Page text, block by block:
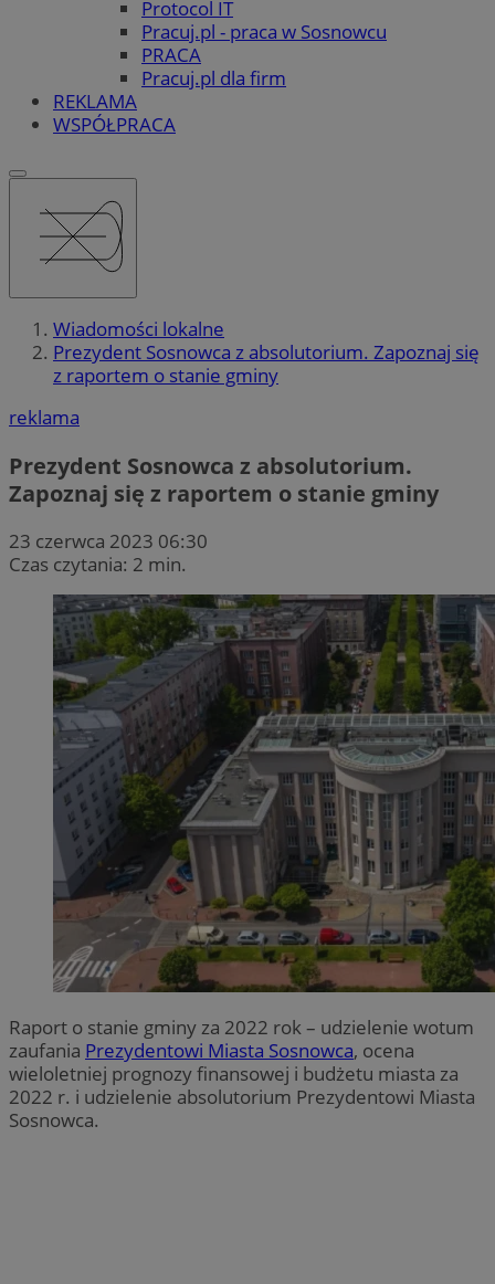
Protocol IT
Pracuj.pl - praca w Sosnowcu
PRACA
Pracuj.pl dla firm
REKLAMA
WSPÓŁPRACA
Wiadomości lokalne
Prezydent Sosnowca z absolutorium. Zapoznaj się
z raportem o stanie gminy
reklama
Prezydent Sosnowca z absolutorium.
Zapoznaj się z raportem o stanie gminy
23 czerwca 2023 06:30
Czas czytania: 2 min.
Raport o stanie gminy za 2022 rok – udzielenie wotum
zaufania Prezydentowi Miasta Sosnowca, ocena
wieloletniej prognozy finansowej i budżetu miasta za
2022 r. i udzielenie absolutorium Prezydentowi Miasta
Sosnowca.